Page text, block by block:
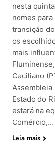
nesta
nomes
transição
os
mais
Ceciliano
Assembleia
Estado do
estará na
Comércio,…
Leia mais